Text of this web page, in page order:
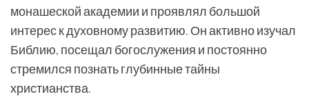
монашеской академии и проявлял большой
интерес к духовному развитию. Он активно изучал
Библию, посещал богослужения и постоянно
стремился познать глубинные тайны
христианства.